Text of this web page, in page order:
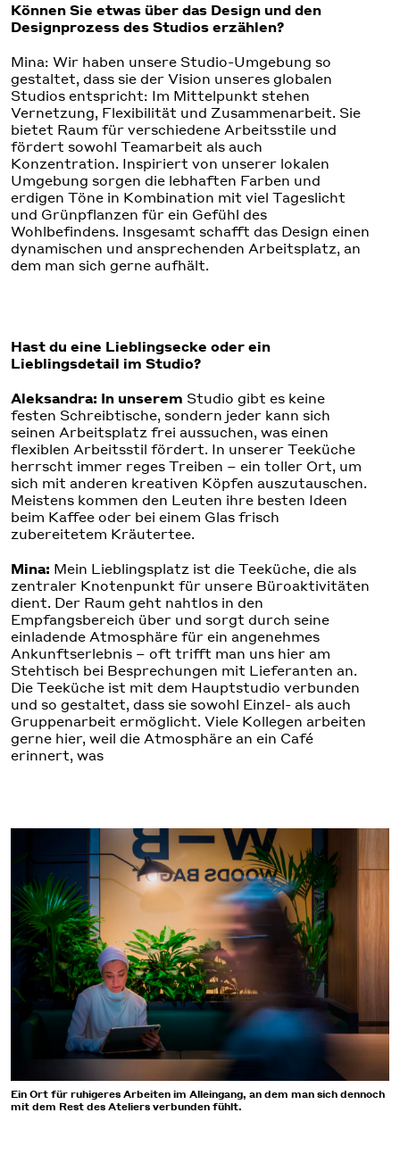
Können Sie etwas über das Design und den
Designprozess des Studios erzählen?
Mina: Wir haben unsere Studio-Umgebung so
gestaltet, dass sie der Vision unseres globalen
Studios entspricht: Im Mittelpunkt stehen
Vernetzung, Flexibilität und Zusammenarbeit. Sie
bietet Raum für verschiedene Arbeitsstile und
fördert sowohl Teamarbeit als auch
Konzentration. Inspiriert von unserer lokalen
Umgebung sorgen die lebhaften Farben und
erdigen Töne in Kombination mit viel Tageslicht
und Grünpflanzen für ein Gefühl des
Wohlbefindens. Insgesamt schafft das Design einen
dynamischen und ansprechenden Arbeitsplatz, an
dem man sich gerne aufhält.
Hast du eine Lieblingsecke oder ein
Lieblingsdetail im Studio?
Aleksandra: In unserem Studio gibt es keine
festen Schreibtische, sondern jeder kann sich
seinen Arbeitsplatz frei aussuchen, was einen
flexiblen Arbeitsstil fördert. In unserer Teeküche
herrscht immer reges Treiben – ein toller Ort, um
sich mit anderen kreativen Köpfen auszutauschen.
Meistens kommen den Leuten ihre besten Ideen
beim Kaffee oder bei einem Glas frisch
zubereitetem Kräutertee.
Mina: Mein Lieblingsplatz ist die Teeküche, die als
zentraler Knotenpunkt für unsere Büroaktivitäten
dient. Der Raum geht nahtlos in den
Empfangsbereich über und sorgt durch seine
einladende Atmosphäre für ein angenehmes
Ankunftserlebnis – oft trifft man uns hier am
Stehtisch bei Besprechungen mit Lieferanten an.
Die Teeküche ist mit dem Hauptstudio verbunden
und so gestaltet, dass sie sowohl Einzel- als auch
Gruppenarbeit ermöglicht. Viele Kollegen arbeiten
gerne hier, weil die Atmosphäre an ein Café
erinnert, was
Ein Ort für ruhigeres Arbeiten im Alleingang, an dem man sich dennoch
mit dem Rest des Ateliers verbunden fühlt.